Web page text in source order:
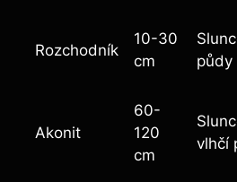
Rozchodník
10-30
cm
půdy
Akonit
60-
120
cm
vlhčí